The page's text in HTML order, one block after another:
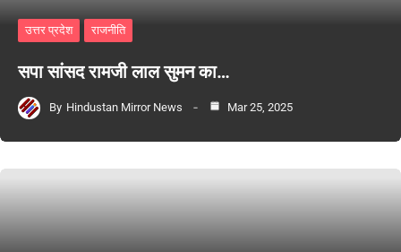
उत्तर प्रदेश राजनीति
सपा सांसद रामजी लाल सुमन का…
By Hindustan Mirror News Mar 25, 2025